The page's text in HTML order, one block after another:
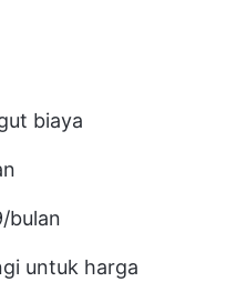
biaya
bulan
untuk harga